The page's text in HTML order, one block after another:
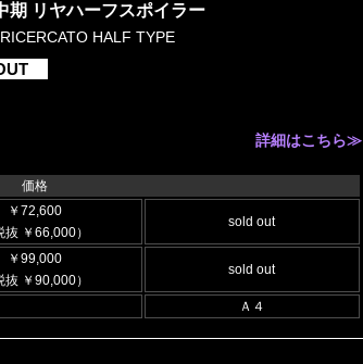
期 リヤハーフスポイラー
HALF TYPE
詳細はこちら≫
価格
￥72,600
抜 ￥66,000）
sold out
￥99,000
抜 ￥90,000）
sold out
Ａ４